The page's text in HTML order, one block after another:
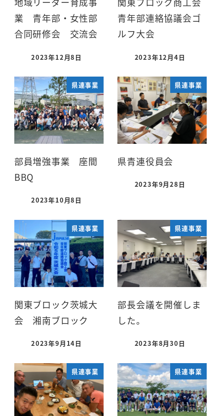
業 青年部・女性部
合同研修会 交流会
2023年12月8日
青年部連絡協議会ゴ
ルフ大会
2023年12月4日
県連事業
部員増強事業 座間
BBQ
2023年10月8日
県連事業
県青連役員会
2023年9月28日
県連事業
関東ブロック茨城大
会 湘南ブロック
2023年9月14日
県連事業
部長会議を開催しま
した。
2023年8月30日
県連事業 県連事業